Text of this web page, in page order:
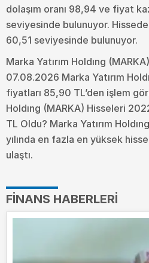
dolaşım oranı 98,94 ve fiyat
seviyesinde bulunuyor.
60,51 seviyesinde bulunuyor.
Marka Yatırım Holdıng
07.08.2026 Marka Yatırım
fiyatları 85,90 TL’den işlem
Holdıng (MARKA) Hisseleri
TL Oldu? Marka Yatırım
yılında en fazla en yüksek
ulaştı.
FINANS HABERLERI